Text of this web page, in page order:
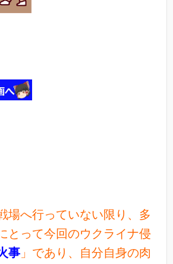
場へ行っていない限り、多
とって今回のウクライナ侵
事 」であり、自分自身の肉